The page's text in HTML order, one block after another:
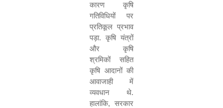
कारण कृषि
गतिविधियों पर
प्रतिकूल प्रभाव
पड़ा. कृषि यंत्रों
और कृषि
श्रमिकों सहित
कृषि आदानों की
आवाजाही में
व्यवधान थे.
हालांकि, सरकार